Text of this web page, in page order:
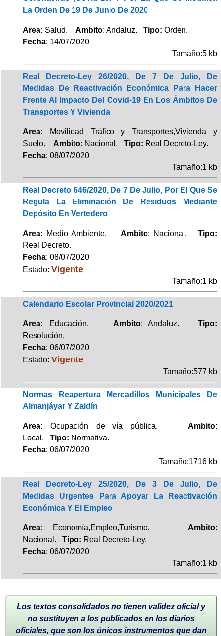
La Orden De 19 De Junio De 2020
Area: Salud. Ambito: Andaluz. Tipo: Orden.
Fecha: 14/07/2020
Tamaño:5 kb
Real Decreto-Ley 26/2020, De 7 De Julio, De
Medidas De Reactivación Económica Para Hacer
Frente Al Impacto Del Covid-19 En Los Ámbitos De
Transportes Y Vivienda
Area: Movilidad Tráfico y Transportes,Vivienda y
Suelo. Ambito: Nacional. Tipo: Real Decreto-Ley.
Fecha: 08/07/2020
Tamaño:1 kb
Real Decreto 646/2020, De 7 De Julio, Por El Que Se
Regula La Eliminación De Residuos Mediante
Depósito En Vertedero
Area: Medio Ambiente.Ambito: Nacional.Tipo:
Real Decreto.
Fecha: 08/07/2020
Estado: Vigente
Tamaño:1 kb
Calendario Escolar Provincial 2020/2021
Area: Educación. Ambito: Andaluz.Tipo:
Resolución.
Fecha: 06/07/2020
Estado: Vigente
Tamaño:577 kb
Normas Reapertura Mercadillos Municipales De
Almanjáyar Y Zaidín
Area: Ocupación de vía pública. Ambito:
Local. Tipo: Normativa.
Fecha: 06/07/2020
Tamaño:1716 kb
Real Decreto-Ley 25/2020, De 3 De Julio, De
Medidas Urgentes Para Apoyar La Reactivación
Económica Y El Empleo
Area: Economía,Empleo,Turismo. Ambito:
Nacional. Tipo: Real Decreto-Ley.
Fecha: 06/07/2020
Tamaño:1 kb
Los textos consolidados no tienen validez oficial y
no sustituyen a los publicados en los diarios
oficiales, que son los únicos instrumentos que dan